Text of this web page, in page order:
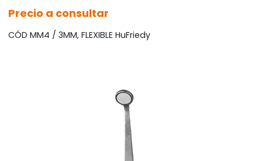
Precio a consultar
CÓD MM4 / 3MM, FLEXIBLE HuFriedy